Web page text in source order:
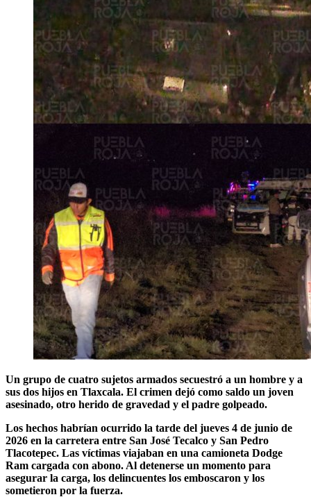
Un grupo de cuatro sujetos armados secuestró a un hombre y a
sus dos hijos en Tlaxcala. El crimen dejó como saldo un joven
asesinado, otro herido de gravedad y el padre golpeado.
Los hechos habrían ocurrido la tarde del jueves 4 de junio de
2026 en la carretera entre San José Tecalco y San Pedro
Tlacotepec. Las víctimas viajaban en una camioneta Dodge
Ram cargada con abono. Al detenerse un momento para
asegurar la carga, los delincuentes los emboscaron y los
sometieron por la fuerza.